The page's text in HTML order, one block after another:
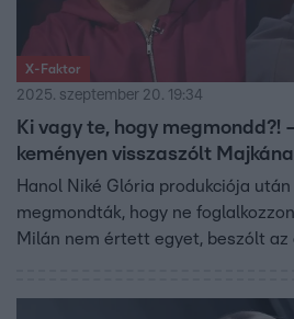
X-Faktor
2025. szeptember 20. 19:34
Ki vagy te, hogy megmondd?!
keményen visszaszólt
Hanol Niké Glória produkciója
megmondták, hogy ne
Milán nem értett egyet, beszólt